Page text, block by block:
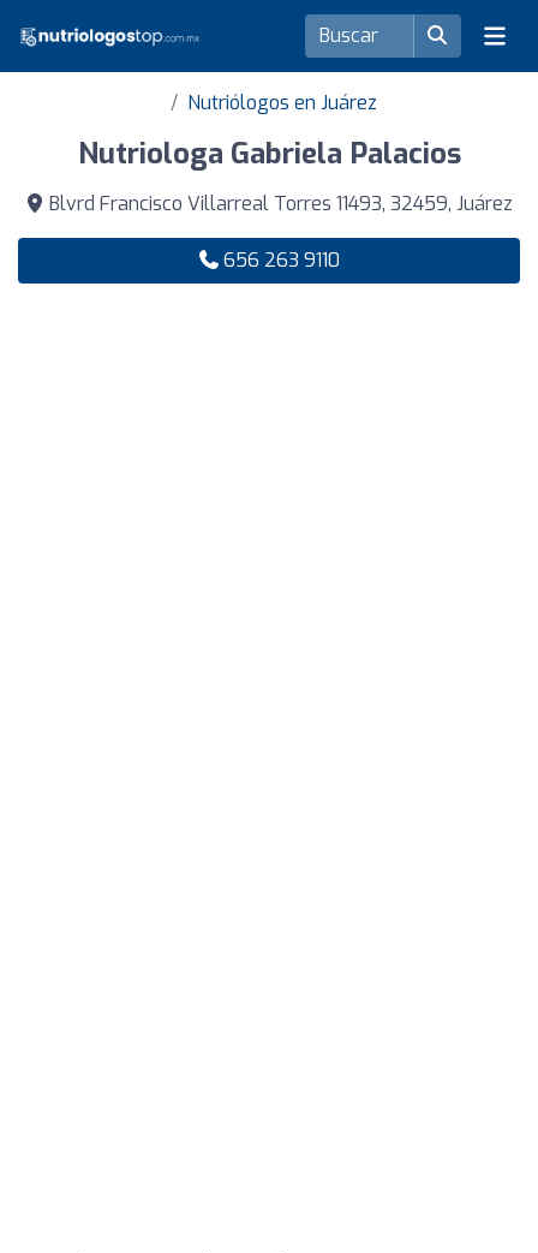
Nutriólogos en Juárez
Nutriologa Gabriela Palacios
Blvrd Francisco Villarreal Torres 11493, 32459, Juárez
656 263 9110